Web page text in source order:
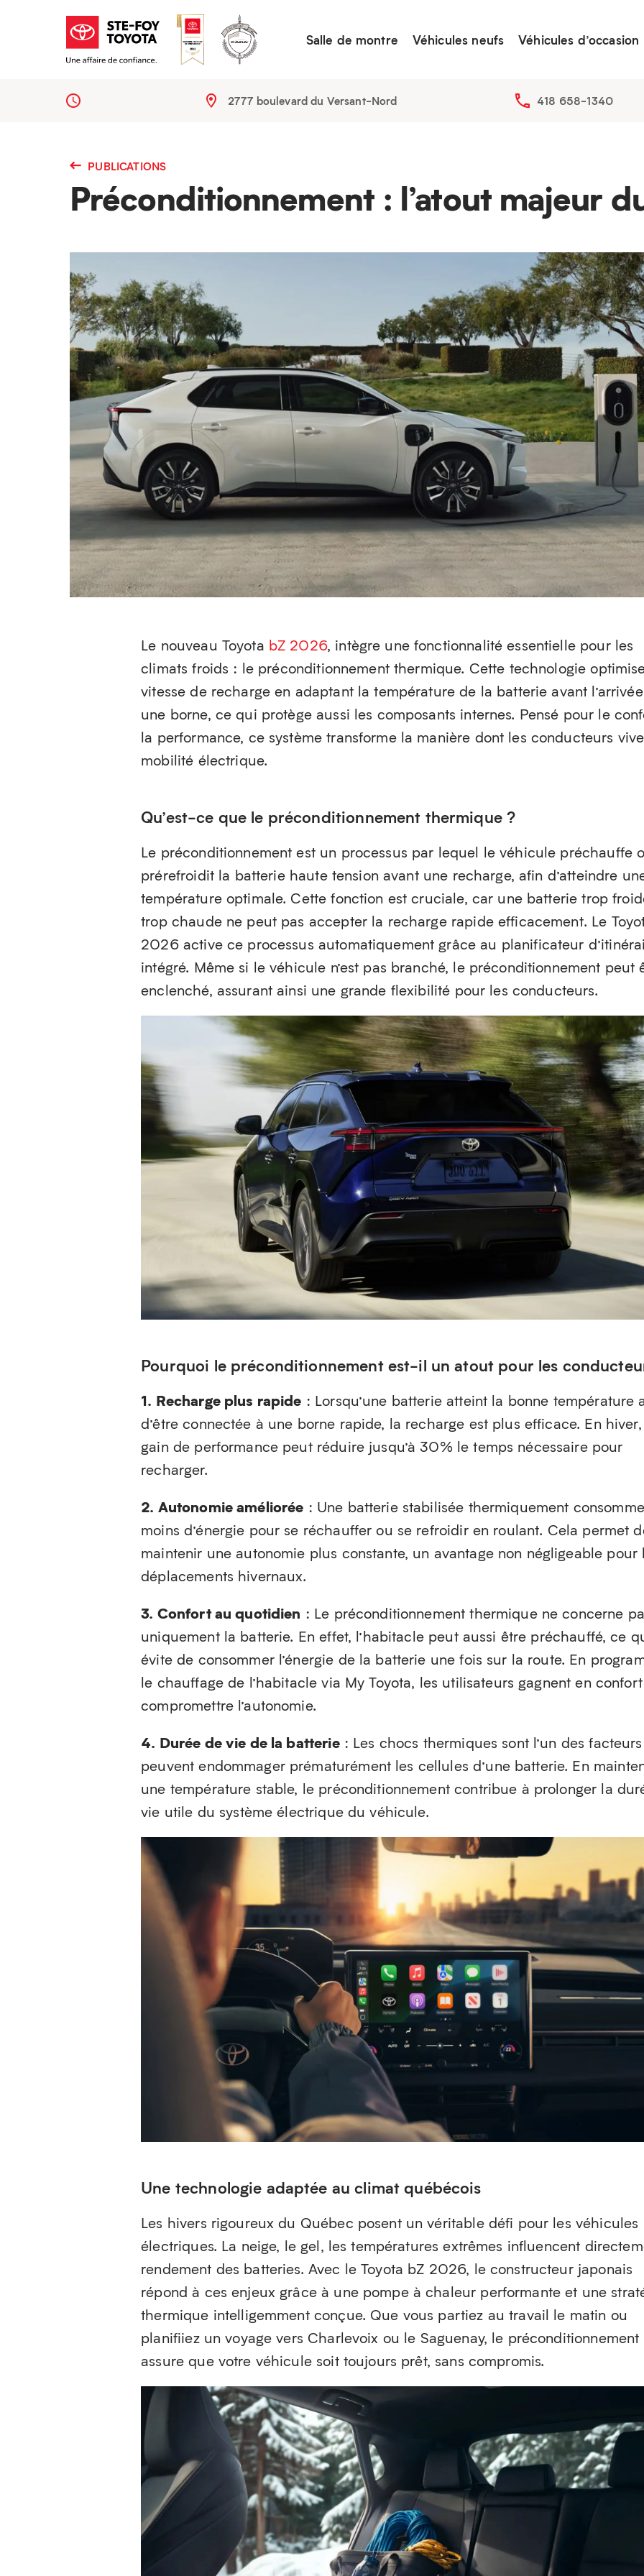
Salle de montre Véhicules neufs Véhicules d’occasion
2777 boulevard du Versant-Nord 418 658-1340
PUBLICATIONS
Préconditionnement : l’atout majeur
Le nouveau Toyota bZ 2026, intègre une fonctionnalité essentielle pour les
climats froids : le préconditionnement thermique. Cette technologie
vitesse de recharge en adaptant la température de la batterie avant
une borne, ce qui protège aussi les composants internes. Pensé pour le
la performance, ce système transforme la manière dont les conducteurs
mobilité électrique.
Qu’est-ce que le préconditionnement thermique ?
Le préconditionnement est un processus par lequel le véhicule préchauffe
prérefroidit la batterie haute tension avant une recharge, afin d’atteindre
température optimale. Cette fonction est cruciale, car une batterie trop
trop chaude ne peut pas accepter la recharge rapide efficacement. Le
2026 active ce processus automatiquement grâce au planificateur
intégré. Même si le véhicule n’est pas branché, le préconditionnement peut
enclenché, assurant ainsi une grande flexibilité pour les conducteurs.
Pourquoi le préconditionnement est-il un atout pour les
1. Recharge plus rapide : Lorsqu’une batterie atteint la bonne température
d’être connectée à une borne rapide, la recharge est plus efficace. En
gain de performance peut réduire jusqu’à 30% le temps nécessaire pour
recharger.
2. Autonomie améliorée : Une batterie stabilisée thermiquement consomme
moins d’énergie pour se réchauffer ou se refroidir en roulant. Cela permet
maintenir une autonomie plus constante, un avantage non négligeable pour
déplacements hivernaux.
3. Confort au quotidien : Le préconditionnement thermique ne concerne
uniquement la batterie. En effet, l’habitacle peut aussi être préchauffé, ce
évite de consommer l’énergie de la batterie une fois sur la route. En
le chauffage de l’habitacle via My Toyota, les utilisateurs gagnent en
compromettre l’autonomie.
4. Durée de vie de la batterie: Les chocs thermiques sont l’un des
peuvent endommager prématurément les cellules d’une batterie. En
une température stable, le préconditionnement contribue à prolonger la
vie utile du système électrique du véhicule.
Une technologie adaptée au climat québécois
Les hivers rigoureux du Québec posent un véritable défi pour les véhicules
électriques. La neige, le gel, les températures extrêmes influencent
rendement des batteries. Avec le Toyota bZ 2026, le constructeur japonais
répond à ces enjeux grâce à une pompe à chaleur performante et une
thermique intelligemment conçue. Que vous partiez au travail le matin ou
planifiiez un voyage vers Charlevoix ou le Saguenay, le préconditionnement
assure que votre véhicule soit toujours prêt, sans compromis.